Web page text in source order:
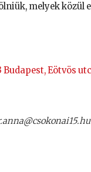
melyek
Budapest, Eötvös